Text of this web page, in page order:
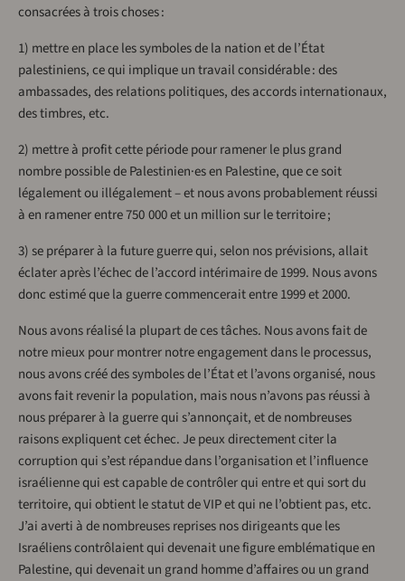
consacrées à trois choses :
1) mettre en place les symboles de la nation et de l’État
palestiniens, ce qui implique un travail considérable : des
ambassades, des relations politiques, des accords internationaux,
des timbres, etc.
2) mettre à profit cette période pour ramener le plus grand
nombre possible de Palestinien·es en Palestine, que ce soit
légalement ou illégalement – et nous avons probablement réussi
à en ramener entre 750 000 et un million sur le territoire ;
3) se préparer à la future guerre qui, selon nos prévisions, allait
éclater après l’échec de l’accord intérimaire de 1999. Nous avons
donc estimé que la guerre commencerait entre 1999 et 2000.
Nous avons réalisé la plupart de ces tâches. Nous avons fait de
notre mieux pour montrer notre engagement dans le processus,
nous avons créé des symboles de l’État et l’avons organisé, nous
avons fait revenir la population, mais nous n’avons pas réussi à
nous préparer à la guerre qui s’annonçait, et de nombreuses
raisons expliquent cet échec. Je peux directement citer la
corruption qui s’est répandue dans l’organisation et l’influence
israélienne qui est capable de contrôler qui entre et qui sort du
territoire, qui obtient le statut de VIP et qui ne l’obtient pas, etc.
J’ai averti à de nombreuses reprises nos dirigeants que les
Israéliens contrôlaient qui devenait une figure emblématique en
Palestine, qui devenait un grand homme d’affaires ou un grand